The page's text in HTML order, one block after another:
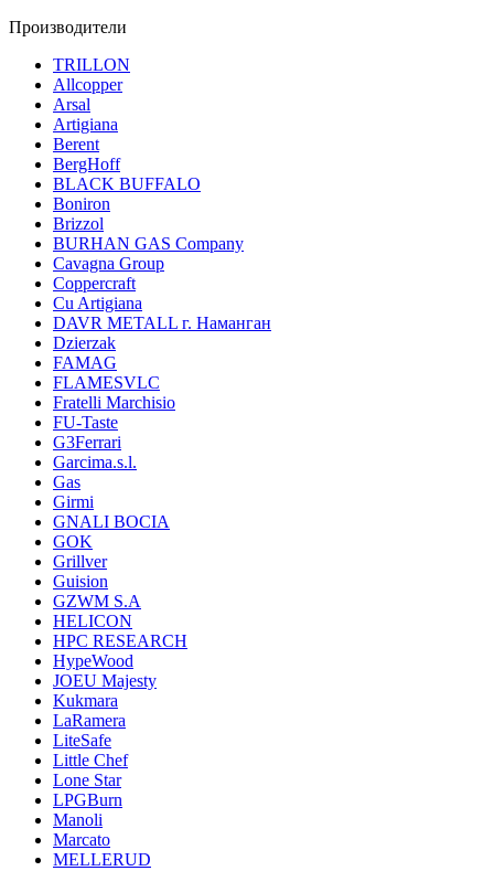
Производители
TRILLON
Allcopper
Arsal
Artigiana
Berent
BergHoff
BLACK BUFFALO
Boniron
Brizzol
BURHAN GAS Company
Cavagna Group
Coppercraft
Cu Artigiana
DAVR METALL г. Наманган
Dzierzak
FAMAG
FLAMESVLC
Fratelli Marchisio
FU-Taste
G3Ferrari
Garcima.s.l.
Gas
Girmi
GNALI BOCIA
GOK
Grillver
Guision
GZWM S.A
HELICON
HPC RESEARCH
HypeWood
JOEU Majesty
Kukmara
LaRamera
LiteSafe
Little Chef
Lone Star
LPGBurn
Manoli
Marcato
MELLERUD